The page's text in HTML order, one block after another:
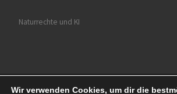
Naturrechte und KI
Wir verwenden Cookies, um dir die